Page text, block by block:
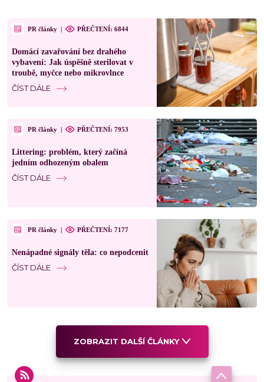
PR články | PŘEČTENÍ: 6844
Domácí zavařování bez drahého
vybavení: Jak úspěšně sterilovat v
troubě, myčce nebo mikrovlnce
ČÍST DÁLE
PR články | PŘEČTENÍ: 7953
Littering: problém, který začíná
jedním odhozeným obalem
ČÍST DÁLE
PR články | PŘEČTENÍ: 7177
Nenápadné signály těla: co nepodcenit
ČÍST DÁLE
ZOBRAZIT DALŠÍ ČLÁNKY